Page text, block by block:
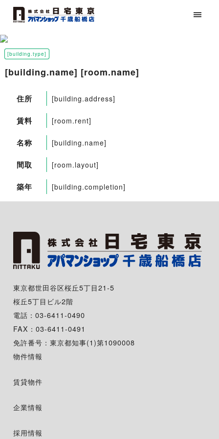
[building.type]
[building.name] [room.name]
住所 [building.address]
賃料 [room.rent]
名称 [building.name]
間取 [room.layout]
築年 [building.completion]
東京都世田谷区桜丘5丁目21-5
桜丘5丁目ビル2階
電話：03-6411-0490
FAX：03-6411-0491
免許番号：東京都知事(1)第1090008
物件情報
賃貸物件
企業情報
採用情報